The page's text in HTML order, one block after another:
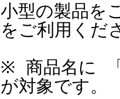
小型の製品を
をご利用くだ
※ 商品名に
が対象です。